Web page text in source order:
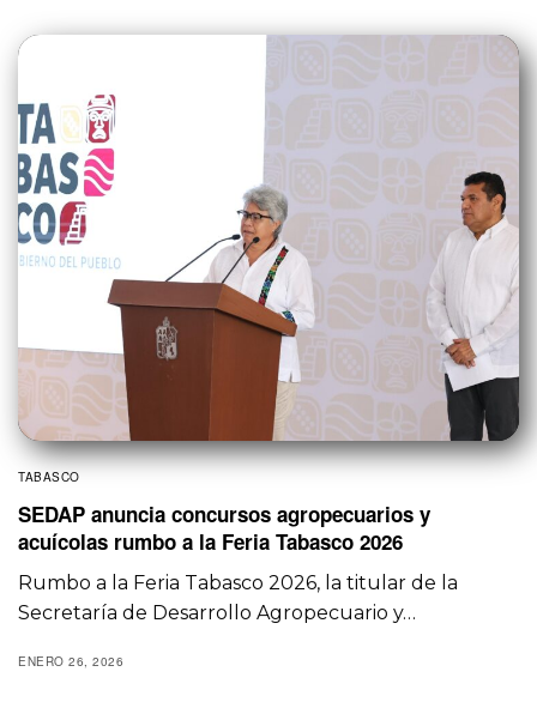
TABASCO
SEDAP anuncia concursos agropecuarios y
acuícolas rumbo a la Feria Tabasco 2026
Rumbo a la Feria Tabasco 2026, la titular de la
Secretaría de Desarrollo Agropecuario y…
ENERO 26, 2026